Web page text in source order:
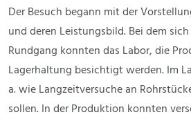
Der Besuch begann mit der
und deren Leistungsbild. Bei dem
Rundgang konnten das Labor, die
Lagerhaltung besichtigt werden. Im
a. wie Langzeitversuche an
sollen. In der Produktion konnten